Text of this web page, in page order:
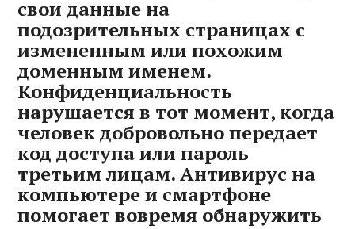
свои данные на
подозрительных страницах с
измененным или похожим
доменным именем.
Конфиденциальность
нарушается в тот момент‚ когда
человек добровольно передает
код доступа или пароль
третьим лицам. Антивирус на
компьютере и смартфоне
помогает вовремя обнаружить